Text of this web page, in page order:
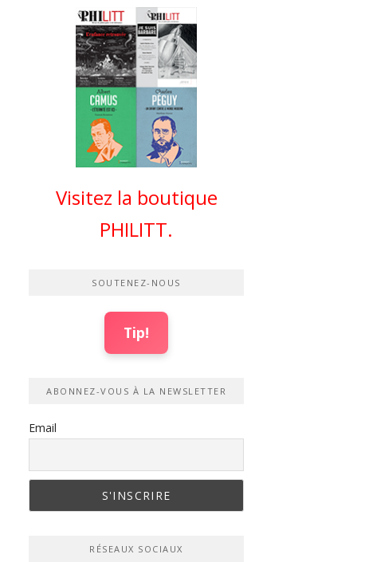
Visitez la boutique
PHILITT.
SOUTENEZ-NOUS
Tip!
ABONNEZ-VOUS À LA NEWSLETTER
Email
RÉSEAUX SOCIAUX